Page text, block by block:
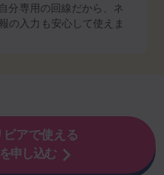
分専用の回線だから、ネ
の入力も安心して使えま
ビアで使える
申し込む